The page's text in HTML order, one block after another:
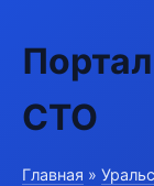
СТО
Главная »